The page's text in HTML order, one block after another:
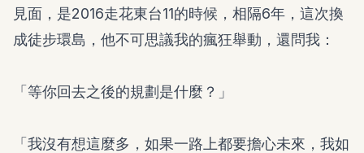
見面，是2016走花東台11的時候，相隔6年，這次換
成徒步環島，他不可思議我的瘋狂舉動，還問我：
「等你回去之後的規劃是什麼？」
「我沒有想這麼多，如果一路上都要擔心未來，我如